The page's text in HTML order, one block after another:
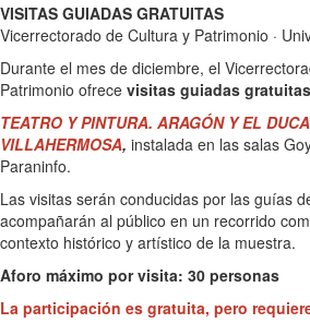
VISITAS GUIADAS GRATUITAS
Vicerrectorado de Cultura y Patrimonio ·
Durante el mes de diciembre, el
Patrimonio ofrece visitas guiadas gratuitas
TEATRO Y PINTURA. ARAGÓN Y EL
VILLAHERMOSA, instalada en las salas
Paraninfo.
Las visitas serán conducidas por las guías
acompañarán al público en un recorrido
contexto histórico y artístico de la muestra.
Aforo máximo por visita: 30 personas
La participación es gratuita, pero